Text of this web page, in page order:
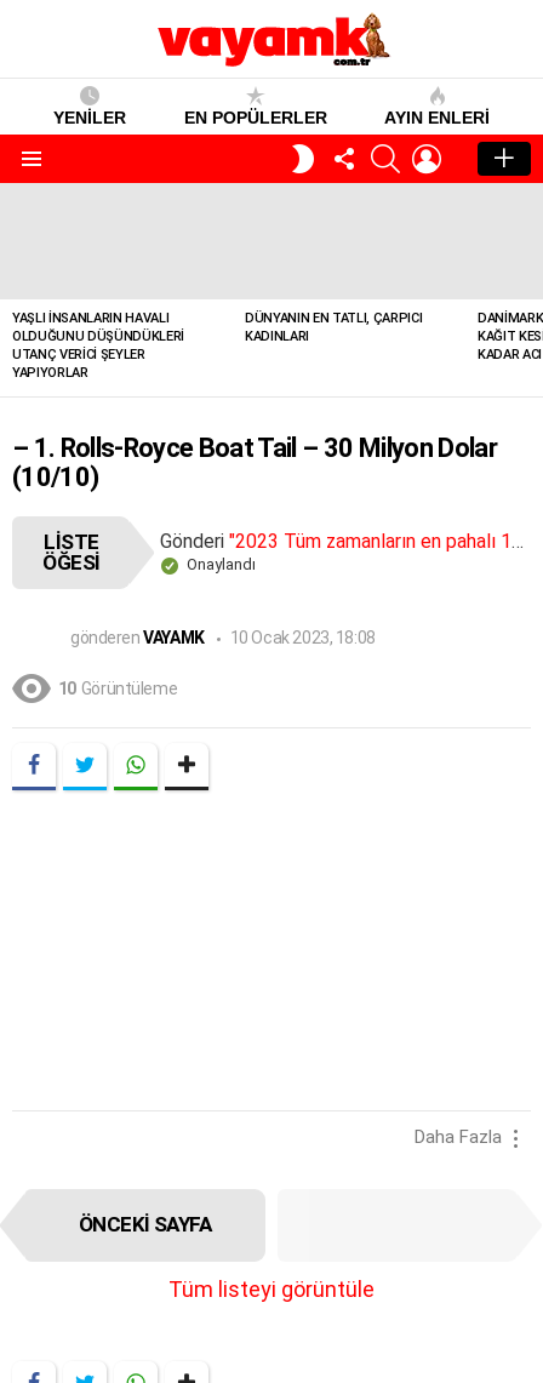
YENİLER EN POPÜLERLER AYIN ENLERI
GECE
MODU
TAKIP
ET
SEARCHGIRIŞ
YAŞLI İNSANLARIN HAVALI
OLDUĞUNU DÜŞÜNDÜKLERI
UTANÇ VERICI ŞEYLER
YAPIYORLAR
DÜNYANIN EN TATLI, ÇARPICI
KADINLARI
KAĞIT
KADAR
– 1. Rolls-Royce Boat Tail – 30 Milyon Dolar
(10/10)
LISTE
ÖĞESI
Gönderi"2023 Tüm zamanların en pahalı 10 arabası: Fiyatları ateş pahası"
Onaylandı
gönderen VAYAMK 10 Ocak 2023, 18:08
10 Görüntüleme
Daha Fazla
I
e
ÖNCEKI SAYFA
Tüm listeyi görüntüle